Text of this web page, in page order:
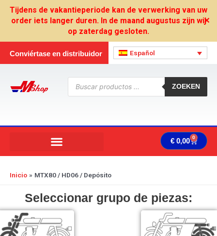
Tijdens de vakantieperiode kan de verwerking van uw
order iets langer duren. In de maand augustus zijn wij
op zaterdag gesloten.
✕
Conviértase en distribuidor Español
Búsqueda
productos
ZOEKEN
€ 0,00 0
Inicio MTX80 / HD06 / Depósito
Seleccionar grupo de piezas: